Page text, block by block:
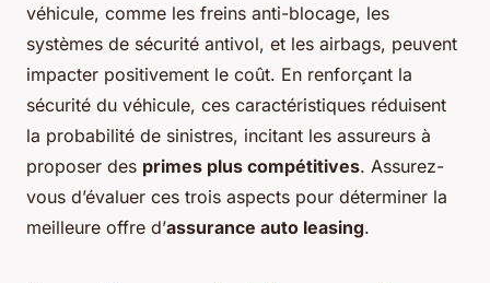
véhicule, comme les freins anti-blocage, les
systèmes de sécurité antivol, et les airbags, peuvent
impacter positivement le coût. En renforçant la
sécurité du véhicule, ces caractéristiques réduisent
la probabilité de sinistres, incitant les assureurs à
proposer des primes plus compétitives. Assurez-
vous d’évaluer ces trois aspects pour déterminer la
meilleure offre d’assurance auto leasing.